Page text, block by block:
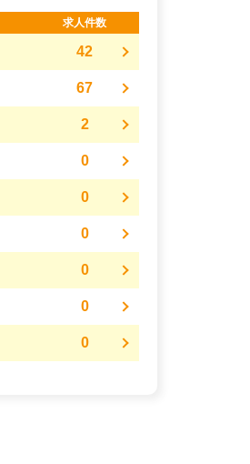
求人件数
42
67
2
0
0
0
0
0
0